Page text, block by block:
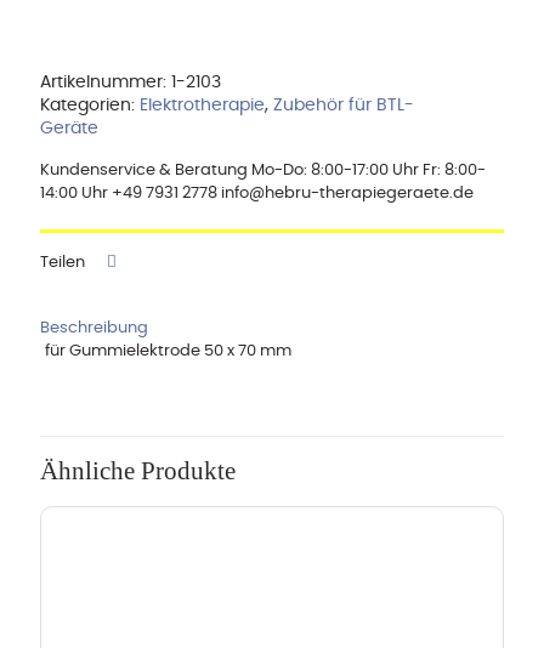
70
mm
Menge
Artikelnummer: 1-2103
Kategorien: Elektrotherapie, Zubehör für BTL-
Geräte
Kundenservice & Beratung Mo-Do: 8:00-17:00 Uhr Fr: 8:00-
14:00 Uhr +49 7931 2778 info@hebru-therapiegeraete.de
Teilen
Beschreibung
für Gummielektrode 50 x 70 mm
Ähnliche Produkte